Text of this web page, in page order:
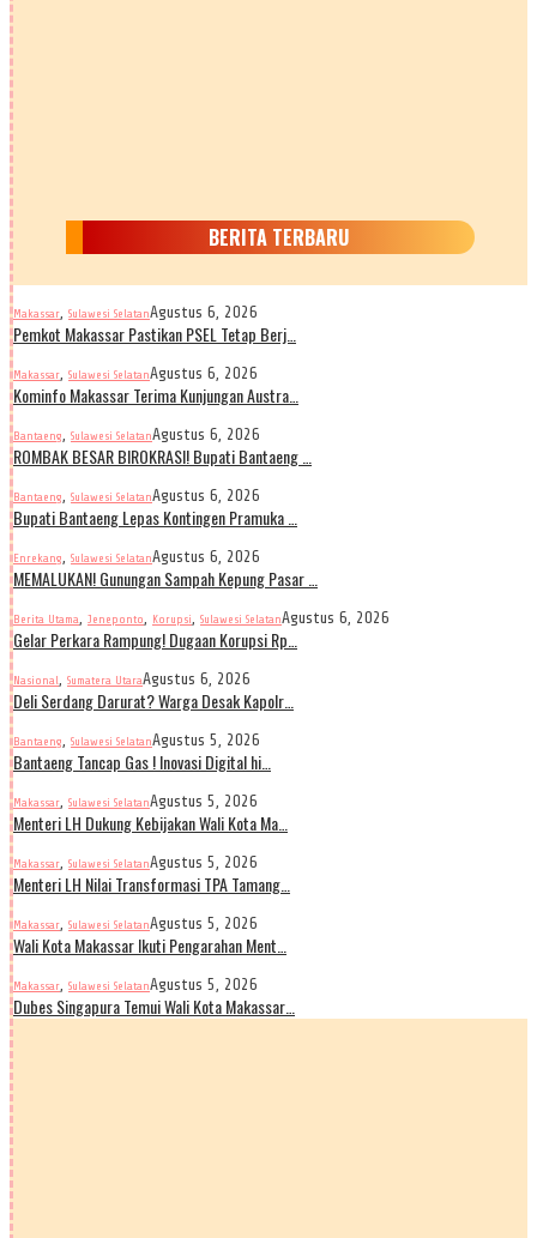
BERITA TERBARU
Makassar, Sulawesi SelatanAgustus 6, 2026
Pemkot Makassar Pastikan PSEL Tetap Berj…
Makassar, Sulawesi SelatanAgustus 6, 2026
Kominfo Makassar Terima Kunjungan Austra…
Bantaeng, Sulawesi SelatanAgustus 6, 2026
ROMBAK BESAR BIROKRASI! Bupati Bantaeng …
Bantaeng, Sulawesi SelatanAgustus 6, 2026
Bupati Bantaeng Lepas Kontingen Pramuka …
Enrekang, Sulawesi SelatanAgustus 6, 2026
MEMALUKAN! Gunungan Sampah Kepung Pasar …
Berita Utama, Jeneponto, Korupsi, Sulawesi SelatanAgustus 6, 2026
Gelar Perkara Rampung! Dugaan Korupsi Rp…
Nasional, Sumatera UtaraAgustus 6, 2026
Deli Serdang Darurat? Warga Desak Kapolr…
Bantaeng, Sulawesi SelatanAgustus 5, 2026
Bantaeng Tancap Gas ! Inovasi Digital hi…
Makassar, Sulawesi SelatanAgustus 5, 2026
Menteri LH Dukung Kebijakan Wali Kota Ma…
Makassar, Sulawesi SelatanAgustus 5, 2026
Menteri LH Nilai Transformasi TPA Tamang…
Makassar, Sulawesi SelatanAgustus 5, 2026
Wali Kota Makassar Ikuti Pengarahan Ment…
Makassar, Sulawesi SelatanAgustus 5, 2026
Dubes Singapura Temui Wali Kota Makassar…